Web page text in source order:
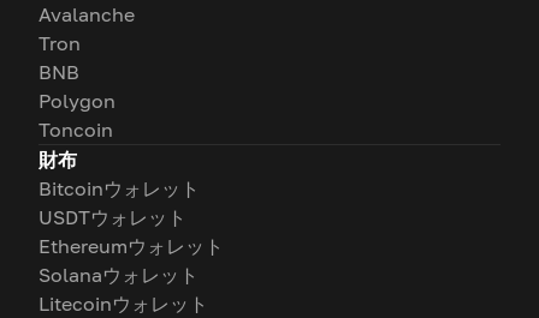
Avalanche
Tron
BNB
Polygon
Toncoin
財布
Bitcoinウォレット
USDTウォレット
Ethereumウォレット
Solanaウォレット
Litecoinウォレット